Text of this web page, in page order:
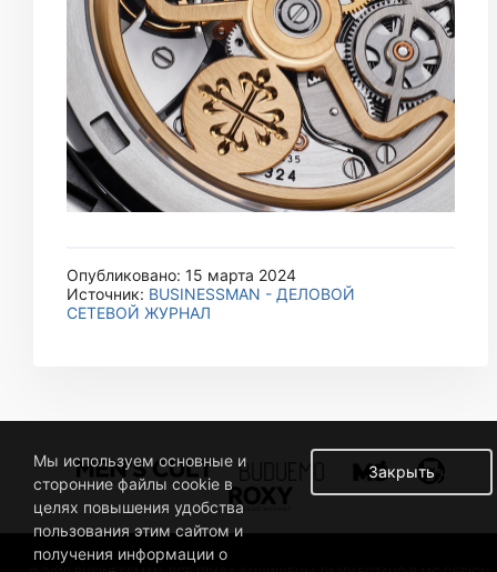
Опубликовано: 15 марта 2024
Источник: BUSINESSMAN - ДЕЛОВОЙ
СЕТЕВОЙ ЖУРНАЛ
Закрыть
Мы используем основные и
сторонние файлы cookie в
целях повышения удобства
пользования этим сайтом и
получения информации о